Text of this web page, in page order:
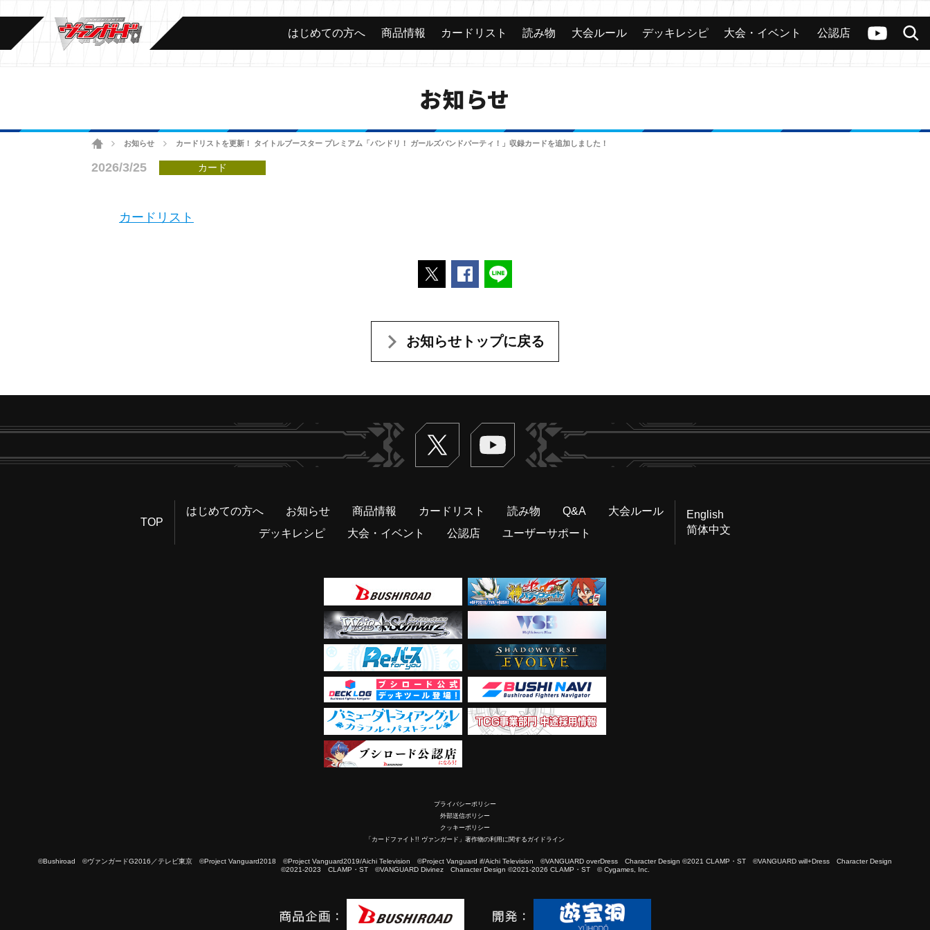
ヴァンガードch
検索
カード 大会 公認店舗 その他
はじめての方へ 商品情報 カードリスト 読み物 大会ルール デッキレシピ 大会・イベント 公認店
お知らせ
ホームお知らせ カードリストを更新！ タイトルブースター プレミアム「バンドリ！ ガールズバンドパーティ！」収録カードを追加しました！
2026/3/25 カード
カードリスト
ポストするFacebookでシェアする
お知らせトップに戻る
Twitter ヴァンガードch
TOP
はじめての方へ お知らせ 商品情報 カードリスト 読み物 Q&A
大会ルール
デッキレシピ
大会・イベント 公認店 ユーザーサポート
English
简体中文
プライバシーポリシー
外部送信ポリシー
クッキーポリシー
「カードファイト!! ヴァンガード」著作物の利用に関するガイドライン
©Bushiroad ©ヴァンガードG2016／テレビ東京 ©Project Vanguard2018 ©Project Vanguard2019/Aichi Television ©Project Vanguard if/Aichi Television ©VANGUARD overDress Character Design ©2021 CLAMP・ST ©VANGUARD will+Dress Character Design
©2021-2023 CLAMP・ST ©VANGUARD Divinez Character Design ©2021-2026 CLAMP・ST © Cygames, Inc.